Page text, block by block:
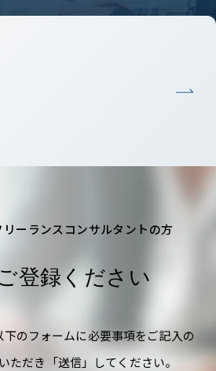
ーランスコンサルタントの方
登録ください
のフォームに必要事項をご記入の
ただき「送信」してください。